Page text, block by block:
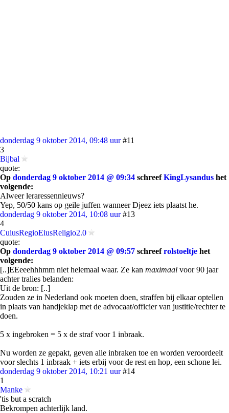
donderdag 9 oktober 2014, 09:48 uur #11
3
Bijbal
quote:
Op donderdag 9 oktober 2014 @ 09:34 schreefKingLysandus het
volgende:
Alweer leraressennieuws?
Yep, 50/50 kans op geile juffen wanneer Djeez iets plaatst he.
donderdag 9 oktober 2014, 10:08 uur #13
4
CuiusRegioEiusReligio2.0
quote:
Op donderdag 9 oktober 2014 @ 09:57 schreefrolstoeltje het
volgende:
[..]EEeeehhhmm niet helemaal waar. Ze kan maximaal voor 90 jaar
achter tralies belanden:
Uit de bron: [..]
Zouden ze in Nederland ook moeten doen, straffen bij elkaar optellen
in plaats van handjeklap met de advocaat/officier van justitie/rechter te
doen.
5 x ingebroken = 5 x de straf voor 1 inbraak.
Nu worden ze gepakt, geven alle inbraken toe en worden veroordeelt
voor slechts 1 inbraak + iets erbij voor de rest en hop, een schone lei.
donderdag 9 oktober 2014, 10:21 uur #14
1
Manke
'tis but a scratch
Bekrompen achterlijk land.